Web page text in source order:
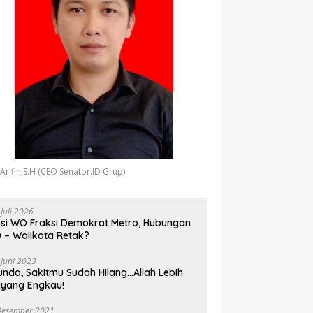
(CEO Senator.ID Grup)
2026
WO Fraksi Demokrat Metro, Hubungan
– Walikota Retak?
2023
Sakitmu Sudah Hilang…Allah Lebih
Engkau!
2021